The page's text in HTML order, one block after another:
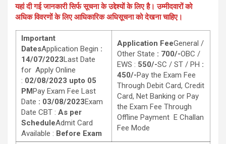
यहां दी गई जानकारी सिर्फ सूचना के उद्देश्यों के लिए है। उम्मीदवारों को
अधिक विवरणों के लिए आधिकारिक अधिसूचना को देखना चाहिए।
Important
DatesApplication Begin :
14/07/2023Last Date
for Apply Online
: 02/08/2023 upto 05
PMPay Exam Fee Last
Date : 03/08/2023Exam
Date CBT : As per
ScheduleAdmit Card
Available : Before Exam
Application FeeGeneral /
Other State : 700/-OBC /
EWS : 550/-SC / ST / PH :
450/-Pay the Exam Fee
Through Debit Card, Credit
Card, Net Banking or Pay
the Exam Fee Through
Offline Payment E Challan
Fee Mode